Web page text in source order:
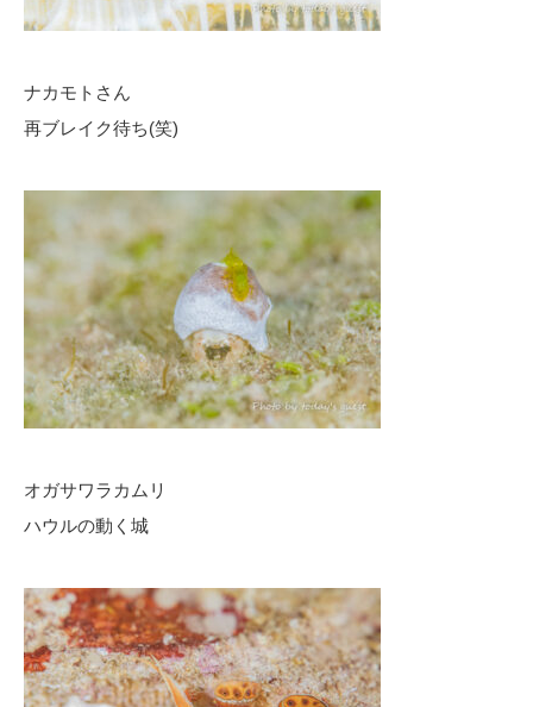
ナカモトさん
再ブレイク待ち(笑)
オガサワラカムリ
ハウルの動く城